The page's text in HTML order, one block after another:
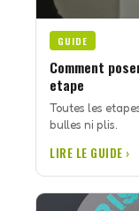
GUIDE
Comment
etape
Toutes les
bulles ni plis.
LIRE LE GUIDE ›